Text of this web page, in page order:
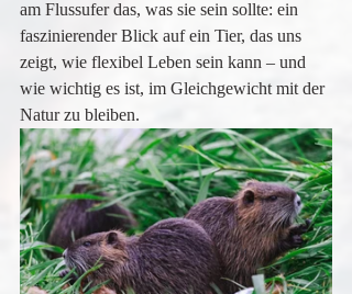
am Flussufer das, was sie sein sollte: ein
faszinierender Blick auf ein Tier, das uns
zeigt, wie flexibel Leben sein kann – und
wie wichtig es ist, im Gleichgewicht mit der
Natur zu bleiben.